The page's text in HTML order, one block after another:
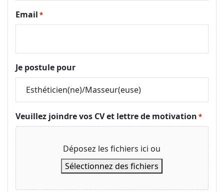
Email *
Je postule pour
Veuillez joindre vos CV et lettre de motivation *
Déposez les fichiers ici ou
Sélectionnez des fichiers